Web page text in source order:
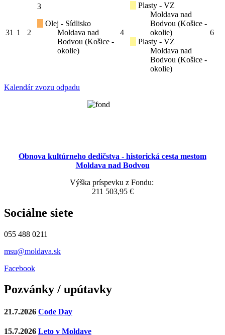
31 1 2
3
Olej - Sídlisko
Moldava nad
Bodvou (Košice -
okolie)
4
Plasty - VZ
Moldava nad
Bodvou (Košice -
okolie)
Plasty - VZ
Moldava nad
Bodvou (Košice -
okolie)
6
Kalendár zvozu odpadu
Obnova kultúrneho dedičstva - historická cesta mestom
Moldava nad Bodvou
Výška príspevku z Fondu:
211 503,95 €
Sociálne siete
055 488 0211
msu@moldava.sk
Facebook
Pozvánky / upútavky
21.7.2026 Code Day
15.7.2026 Leto v Moldave